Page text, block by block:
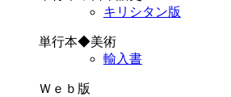
キリシタン版
単行本◆美術
輸入書
Ｗｅｂ版